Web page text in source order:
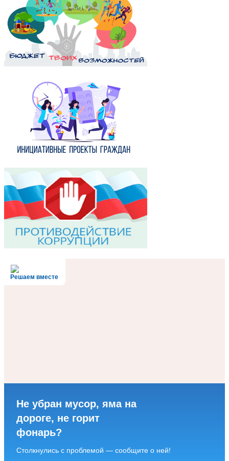
Решаем вместе
Не убран мусор, яма на
дороге, не горит
фонарь?
Столкнулись с проблемой — сообщите о ней!